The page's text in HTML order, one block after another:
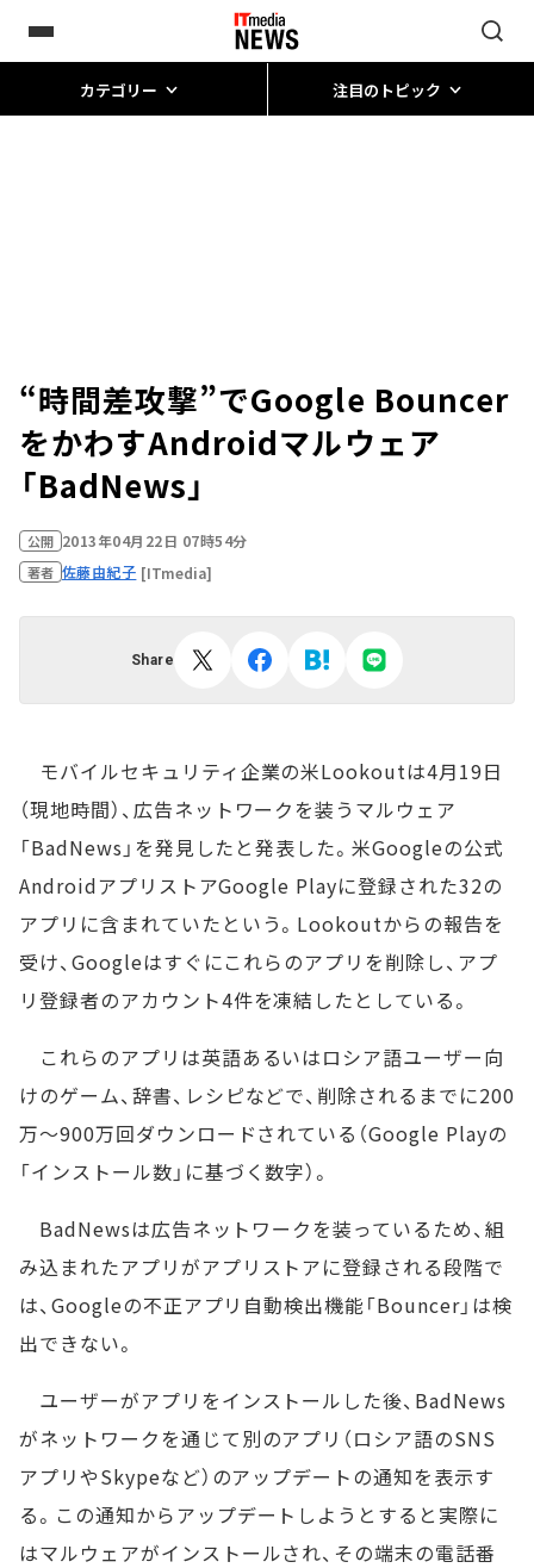
カテゴリー 注目のトピック
“時間差攻撃”でGoogle Bouncer
をかわすAndroidマルウェア
「BadNews」
公開 2013年04月22日 07時54分
著者 佐藤由紀子 [ITmedia]
Share
モバイルセキュリティ企業の米Lookoutは4月19日
（現地時間）、広告ネットワークを装うマルウェア
「BadNews」を発見したと発表した。米Googleの公式
AndroidアプリストアGoogle Playに登録された32の
アプリに含まれていたという。Lookoutからの報告を
受け、Googleはすぐにこれらのアプリを削除し、アプ
リ登録者のアカウント4件を凍結したとしている。
これらのアプリは英語あるいはロシア語ユーザー向
けのゲーム、辞書、レシピなどで、削除されるまでに200
万～900万回ダウンロードされている（Google Playの
「インストール数」に基づく数字）。
BadNewsは広告ネットワークを装っているため、組
み込まれたアプリがアプリストアに登録される段階で
は、Googleの不正アプリ自動検出機能「Bouncer」は検
出できない。
ユーザーがアプリをインストールした後、BadNews
がネットワークを通じて別のアプリ（ロシア語のSNS
アプリやSkypeなど）のアップデートの通知を表示す
る。この通知からアップデートしようとすると実際に
はマルウェアがインストールされ、その端末の電話番